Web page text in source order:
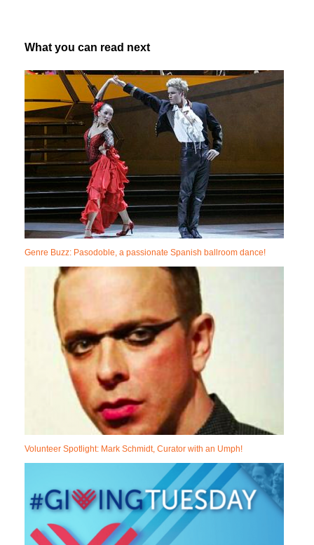
What you can read next
Genre Buzz: Pasodoble, a passionate Spanish ballroom dance!
Volunteer Spotlight: Mark Schmidt, Curator with an Umph!